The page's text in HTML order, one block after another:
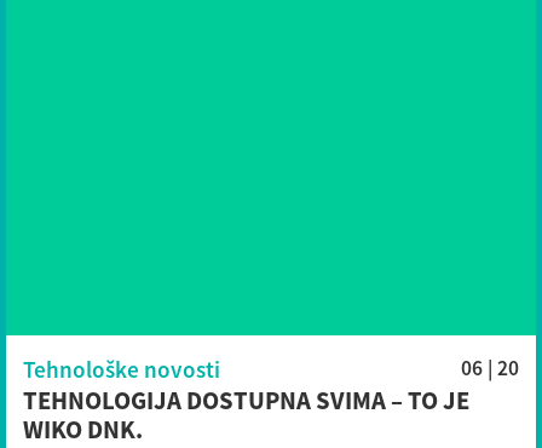
Tehnološke novosti 06 | 20
TEHNOLOGIJA DOSTUPNA SVIMA – TO JE
WIKO DNK.